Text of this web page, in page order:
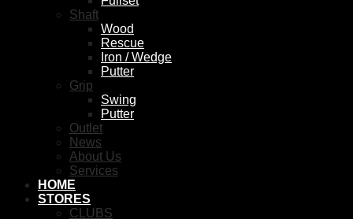
Shaft
Wood
Rescue
Iron / Wedge
Putter
Grip
Swing
Putter
Outlet
News
About Us
Services
HOME
STORES
CLUBS